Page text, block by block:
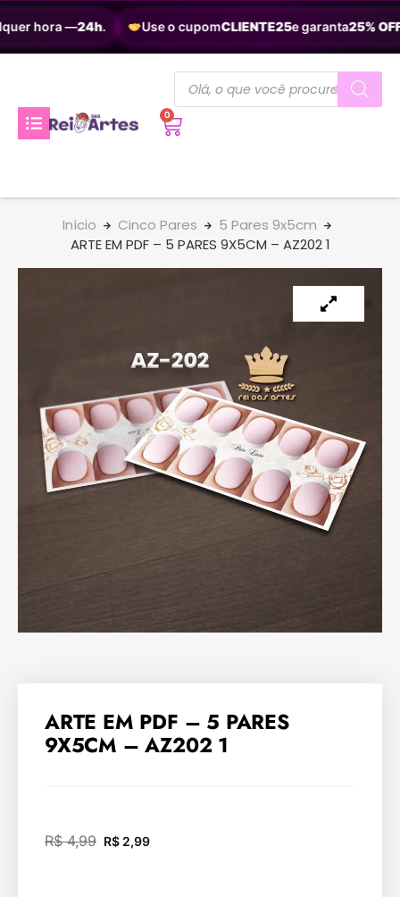
hora —24h. Use o cupomCLIENTE25e garanta25% OFF.
0
Início Cinco Pares
5 Pares 9x5cm
ARTE EM PDF – 5 PARES 9X5CM – AZ202 1
ARTE EM PDF – 5 PARES
9X5CM – AZ202 1
R$4,99 R$ 2,99